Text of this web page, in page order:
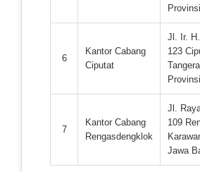
6
Kantor Cabang
Ciputat
Jl. Ir.
123
7
Kantor Cabang
Rengasdengklok
Jl.
109
Jawa